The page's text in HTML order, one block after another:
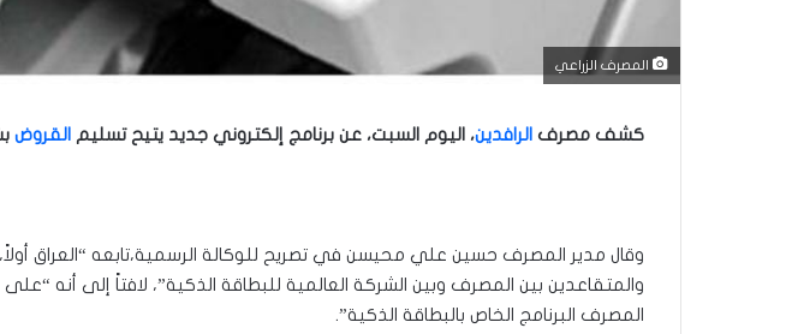
المصرف الزراعي
كشف مصرف الرافدين، اليوم السبت، عن برنامج إلكتروني جديد يتيح تسليم القروض
وقال مدير المصرف حسين علي محيسن في تصريح للوكالة الرسمية،تابعه “العراق
والمتقاعدين بين المصرف وبين الشركة العالمية للبطاقة الذكية”، لافتاً إلى
المصرف البرنامج الخاص بالبطاقة الذكية”.